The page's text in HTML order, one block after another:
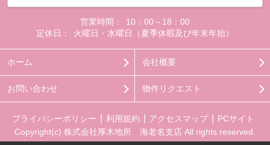
営業時間：
10：00～18：00
定休日：
火曜日・水曜日（夏季休暇及び年末年始）
ホーム 会社概要
お問い合わせ 物件リクエスト
プライバシーポリシー 利用規約 アクセスマップ
PCサイト
Copyright(c) 株式会社厚木地所 海老名支店 All rights reserved.